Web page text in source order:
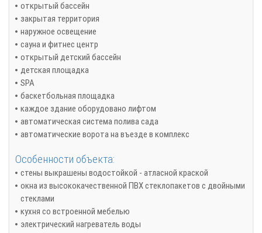
открытый бассейн
закрытая территория
наружное освещение
сауна и фитнес центр
открытый детский бассейн
детская площадка
SPA
баскетбольная площадка
каждое здание оборудовано лифтом
автоматическая система полива сада
автоматические ворота на въезде в комплекс
Особенности объекта:
стены выкрашены водостойкой - атласной краской
окна из высококачественной ПВХ стеклопакетов с двойными
стеклами
кухня со встроенной мебелью
электрический нагреватель воды